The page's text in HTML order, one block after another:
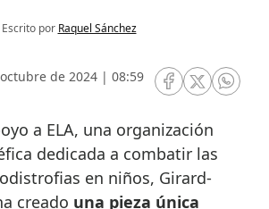
Escrito por Raquel Sánchez
de 2024 | 08:59
RRSS Facebook
RRSSRRSS
dedicada a combatir las
en niños, Girard-
creado una pieza única